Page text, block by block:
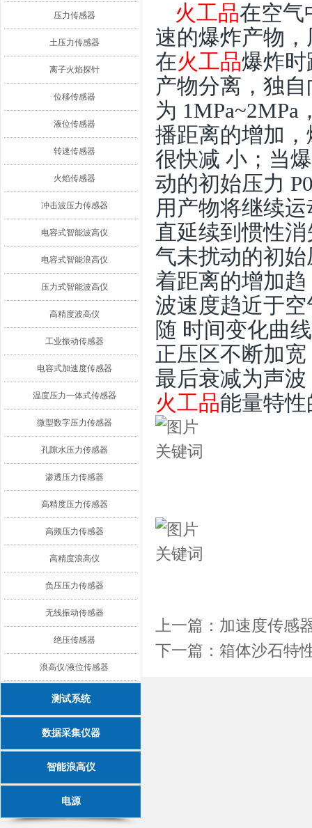
压力传感器
土压力传感器
离子火焰探针
位移传感器
液位传感器
转速传感器
火焰传感器
冲击波压力传感器
电容式智能波高仪
电容式智能浪高仪
压力式智能波高仪
高精度波高仪
工业振动传感器
电容式加速度传感器
温度压力一体式传感器
微型数字压力传感器
孔隙水压力传感器
渗透压力传感器
高精度压力传感器
高频压力传感器
高精度浪高仪
负压压力传感器
无线振动传感器
绝压传感器
浪高仪/液位传感器
测试系统
数据采集仪器
智能浪高仪
电源
火工品在空气
速的爆炸产物
在火工品爆炸时
产物分离，独
为 1MPa~2MPa
播距离的增加
很快减 小；当
动的初始压力
用产物将继续
直延续到惯性
气未扰动的初
着距离的增加
波速度趋近于
随 时间变化曲
正压区不断加
最后衰减为声
火工品能量特
上一篇： 加速度传感
下一篇： 箱体沙石特